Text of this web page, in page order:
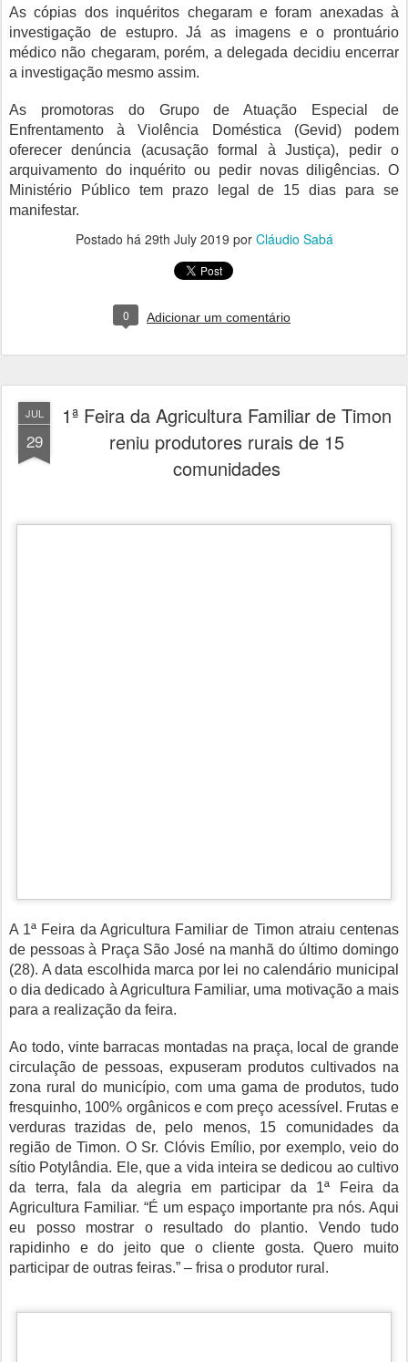
As cópias dos inquéritos chegaram e foram anexadas à
investigação de estupro. Já as imagens e o prontuário
médico não chegaram, porém, a delegada decidiu encerrar
a investigação mesmo assim.
As promotoras do Grupo de Atuação Especial de
Enfrentamento à Violência Doméstica (Gevid) podem
oferecer denúncia (acusação formal à Justiça), pedir o
arquivamento do inquérito ou pedir novas diligências. O
Ministério Público tem prazo legal de 15 dias para se
manifestar.
Postado há 29th July 2019 por Cláudio Sabá
0 Adicionar um comentário
JUL
29
1ª Feira da Agricultura Familiar de Timon
reniu produtores rurais de 15
comunidades
A 1ª Feira da Agricultura Familiar de Timon atraiu centenas
de pessoas à Praça São José na manhã do último domingo
(28). A data escolhida marca por lei no calendário municipal
o dia dedicado à Agricultura Familiar, uma motivação a mais
para a realização da feira.
Ao todo, vinte barracas montadas na praça, local de grande
circulação de pessoas, expuseram produtos cultivados na
zona rural do município, com uma gama de produtos, tudo
fresquinho, 100% orgânicos e com preço acessível. Frutas e
verduras trazidas de, pelo menos, 15 comunidades da
região de Timon. O Sr. Clóvis Emílio, por exemplo, veio do
sítio Potylândia. Ele, que a vida inteira se dedicou ao cultivo
da terra, fala da alegria em participar da 1ª Feira da
Agricultura Familiar. “É um espaço importante pra nós. Aqui
eu posso mostrar o resultado do plantio. Vendo tudo
rapidinho e do jeito que o cliente gosta. Quero muito
participar de outras feiras.” – frisa o produtor rural.